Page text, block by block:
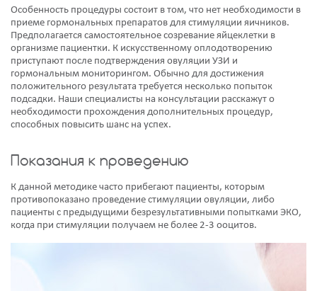
Особенность процедуры состоит в том, что нет необходимости в
приеме гормональных препаратов для стимуляции яичников.
Предполагается самостоятельное созревание яйцеклетки в
организме пациентки. К искусственному оплодотворению
приступают после подтверждения овуляции УЗИ и
гормональным мониторингом. Обычно для достижения
положительного результата требуется несколько попыток
подсадки. Наши специалисты на консультации расскажут о
необходимости прохождения дополнительных процедур,
способных повысить шанс на успех.
Показания к проведению
К данной методике часто прибегают пациенты, которым
противопоказано проведение стимуляции овуляции, либо
пациенты с предыдущими безрезультативными попытками ЭКО,
когда при стимуляции получаем не более 2-3 ооцитов.